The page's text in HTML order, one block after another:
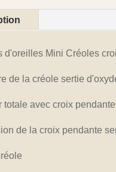
d'oreilles Mini Créoles
de la créole sertie
totale avec croix
de la croix pendante